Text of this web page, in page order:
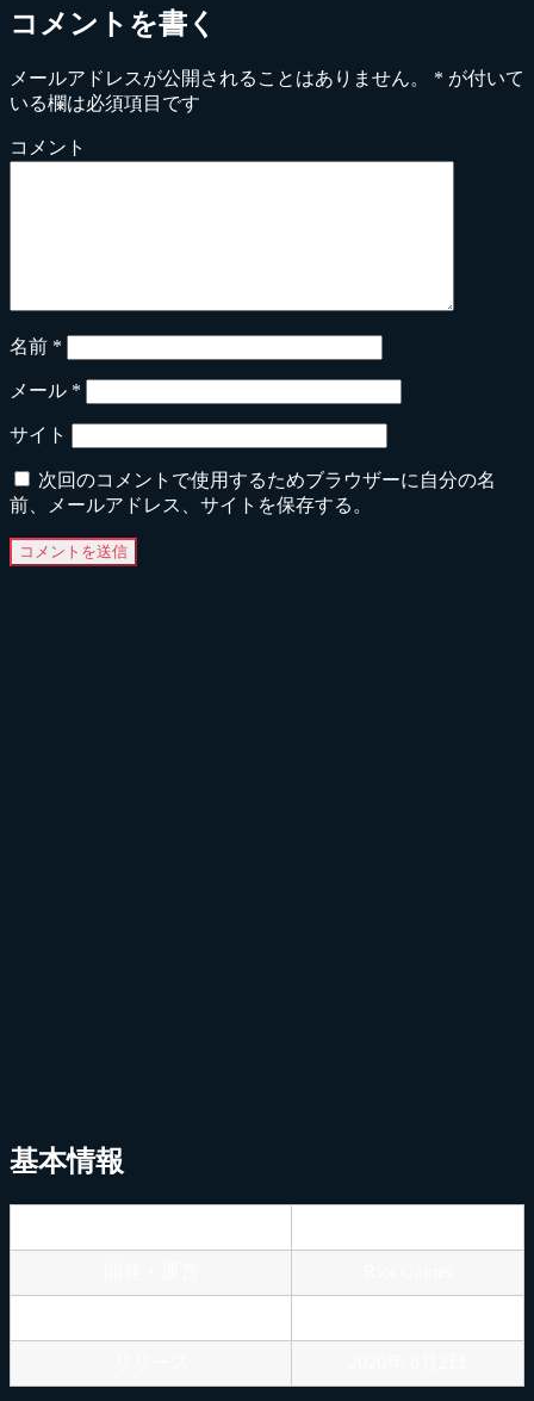
コメントを書く
メールアドレスが公開されることはありません。 * が付いて
いる欄は必須項目です
コメント
名前 *
メール *
サイト
次回のコメントで使用するためブラウザーに自分の名
前、メールアドレス、サイトを保存する。
基本情報